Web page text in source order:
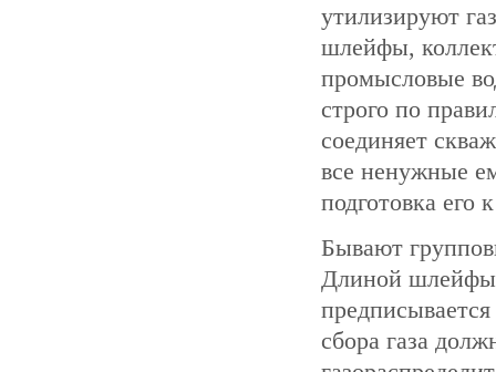
утилизируют
шлейфы,
промысловые
строго по
соединяет
все ненужные
подготовка его
Бывают
Длиной шлейфы
сбора газа